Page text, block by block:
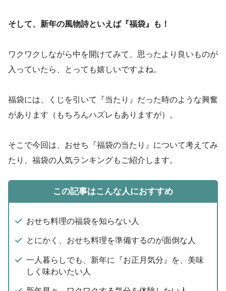
そして、新年の風物詩といえば『福袋』も！
ワクワクしながら中を開けてみて、思ったより良いものが
入っていたら、とっても嬉しいですよね。
福袋には、くじを引いて『当たり』だった時のような興奮
があります（もちろんハズレもありますが）。
そこで今回は、おせち『福袋の当たり』について考えてみ
たり、福袋の人気ランキングもご紹介します。
この記事はこんな人におすすめ
おせち料理の福袋を知らない人
とにかく、おせち料理を準備するのが面倒な人
一人暮らしでも、新年に『お正月気分』を、美味
しく味わいたい人